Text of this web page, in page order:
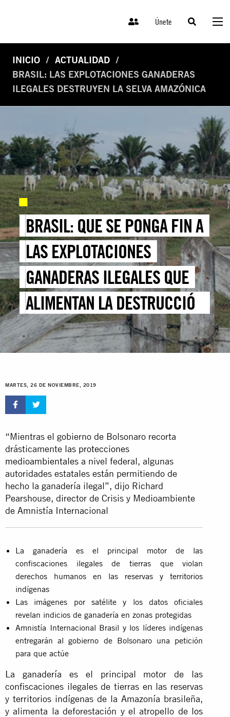
Únete
INICIO
ACTUALIDAD
BRASIL: LAS EXPLOTACIONES GANADERAS
ILEGALES DESTRUYEN LA SELVA AMAZÓNICA
BRASIL: QUE SE PONGA FIN A
LAS EXPLOTACIONES
GANADERAS ILEGALES QUE
ALIMENTAN LA DESTRUCCIÓN
DE LA SELVA AMAZÓNICA
MARTES, 26 DE NOVIEMBRE, 2019
“Mientras el gobierno de Bolsonaro recorta
drásticamente las protecciones
medioambientales a nivel federal, algunas
autoridades estatales están permitiendo de
hecho la ganadería ilegal”, dijo Richard
Pearshouse, director de Crisis y Medioambiente
de Amnistía Internacional
La ganadería es el principal motor de las
confiscaciones ilegales de tierras que violan
derechos humanos en las reservas y territorios
indígenas
Las imágenes por satélite y los datos oficiales
revelan indicios de ganadería en zonas protegidas
Amnistía Internacional Brasil y los líderes indígenas
entregarán al gobierno de Bolsonaro una petición
para que actúe
La ganadería es el principal motor de las
confiscaciones ilegales de tierras en las reservas
y territorios indígenas de la Amazonía brasileña,
y alimenta la deforestación y el atropello de los